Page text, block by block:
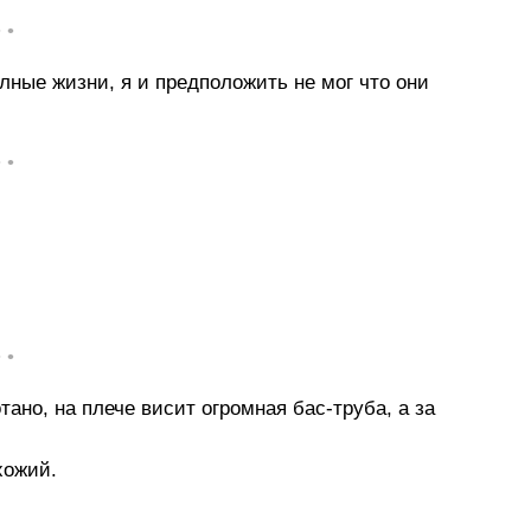
•
жизни, я и предположить не мог что они
•
•
на плече висит огромная бас-труба, а за